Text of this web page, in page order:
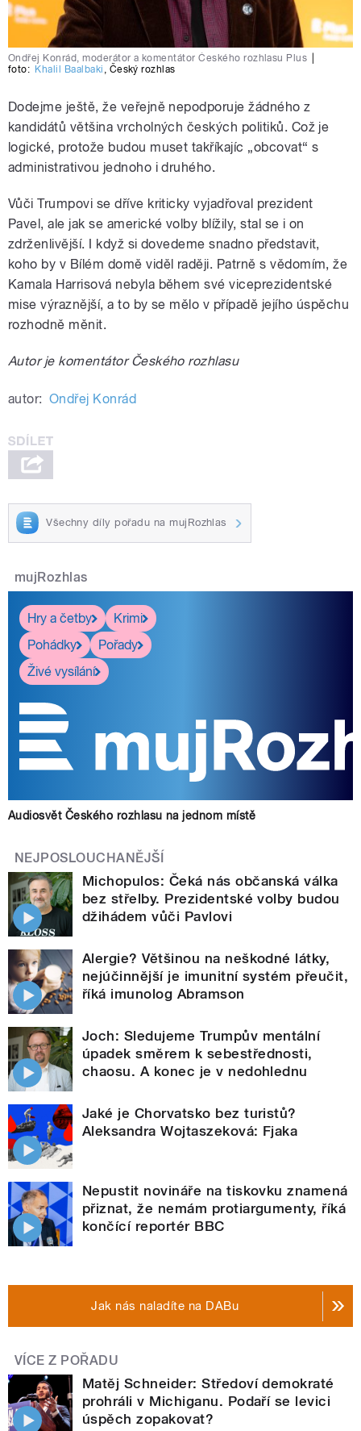
Ondřej Konrád, moderátor a komentátor Českého rozhlasu Plus
foto: Khalil Baalbaki Český rozhlas
Dodejme ještě, že veřejně nepodporuje žádného z
kandidátů většina vrcholných českých politiků. Což je
logické, protože budou muset takříkajíc „obcovat“ s
administrativou jednoho i druhého.
Vůči Trumpovi se dříve kriticky vyjadřoval prezident
Pavel, ale jak se americké volby blížily, stal se i on
zdrženlivější. I když si dovedeme snadno představit,
koho by v Bílém domě viděl raději. Patrně s vědomím, že
Kamala Harrisová nebyla během své viceprezidentské
mise výraznější, a to by se mělo v případě jejího úspěchu
rozhodně měnit.
Autor je komentátor Českého rozhlasu
autor: Ondřej Konrád
Všechny díly pořadu na mujRozhlas
mujRozhlas
Hry a četby
Krimi
Pohádky
Pořady
Živé vysílání
Audiosvět Českého rozhlasu na jednom místě
NEJPOSLOUCHANĚJŠÍ
Michopulos: Čeká nás občanská válka
bez střelby. Prezidentské volby budou
džihádem vůči Pavlovi
Alergie? Většinou na neškodné látky,
nejúčinnější je imunitní systém přeučit,
říká imunolog Abramson
Joch: Sledujeme Trumpův mentální
úpadek směrem k sebestřednosti,
chaosu. A konec je v nedohlednu
Jaké je Chorvatsko bez turistů?
Aleksandra Wojtaszeková: Fjaka
Nepustit novináře na tiskovku znamená
přiznat, že nemám protiargumenty, říká
končící reportér BBC
Jak nás naladíte na DABu
VÍCE Z POŘADU
Matěj Schneider: Středoví demokraté
prohráli v Michiganu. Podaří se levici
úspěch zopakovat?